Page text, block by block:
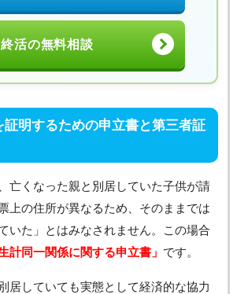
終活の無料相談
証明するための申立書と第三者証
亡くなった親と別居していた子供が請
上の住所が異なるため、そのままでは
いた」とはみなされません。この場合
計同一関係に関する申立書」 です。
居していても実態として経済的な協力